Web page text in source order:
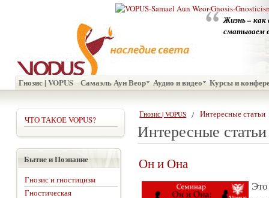
Жизнь – как
сматываем
Гнозис | VOPUS Самаэль Аун Веор Аудио и видео Курсы и
Гнозис | VOPUS Интересные статьи
Интересные статьи
Он и Она
ЧТО ТАКОЕ VOPUS?
Бытие и Познание
Гнозис и гностицизм
Гностическая